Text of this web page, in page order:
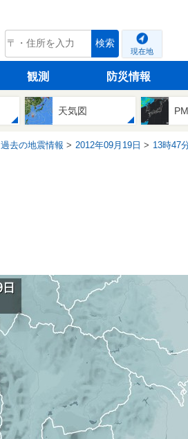
tenki.jp 検索
現在地
観測 防災情報
天気図
過去の地震情報 2012年09月19日 13時47